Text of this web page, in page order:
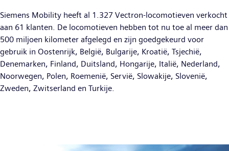
Siemens Mobility heeft al 1.327 Vectron-locomotieven verkocht
aan 61 klanten. De locomotieven hebben tot nu toe al meer dan
500 miljoen kilometer afgelegd en zijn goedgekeurd voor
gebruik in Oostenrijk, België, Bulgarije, Kroatië, Tsjechië,
Denemarken, Finland, Duitsland, Hongarije, Italië, Nederland,
Noorwegen, Polen, Roemenië, Servië, Slowakije, Slovenië,
Zweden, Zwitserland en Turkije.